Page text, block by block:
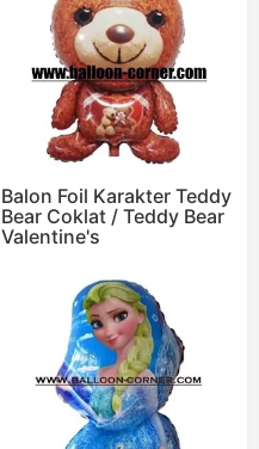
Balon Foil Karakter Teddy
Bear Coklat / Teddy Bear
Valentine's